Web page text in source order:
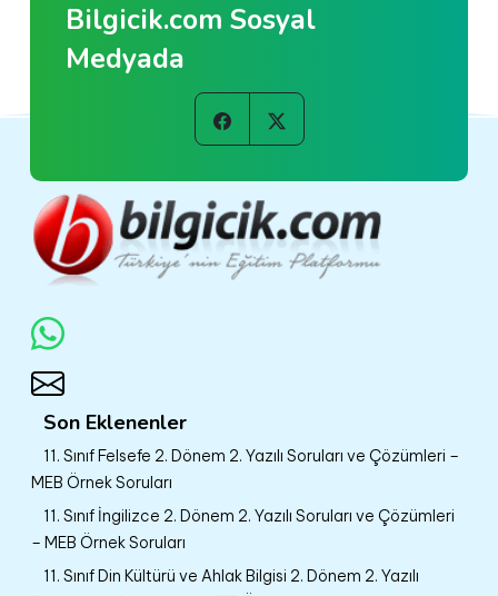
Bilgicik.com Sosyal
Medyada
Son Eklenenler
11. Sınıf Felsefe 2. Dönem 2. Yazılı Soruları ve Çözümleri –
MEB Örnek Soruları
11. Sınıf İngilizce 2. Dönem 2. Yazılı Soruları ve Çözümleri
– MEB Örnek Soruları
11. Sınıf Din Kültürü ve Ahlak Bilgisi 2. Dönem 2. Yazılı